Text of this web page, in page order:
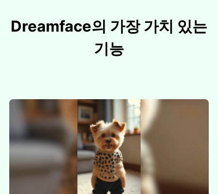
Dreamface의 가장 가치 있는
기능